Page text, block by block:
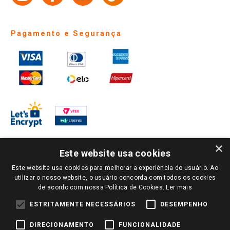
Pagamento e Segurança
PARA VER OS PREÇOS DA SUA REGIÃO, FAÇA LOGIN E SELECIONE A LOJA DE
SUA PREFERÊNCIA. SOMENTE APÓS O LOGIN, OS PREÇOS DA SUA REGIÃO OU
LOJA SERÃO CARREGADOS.
TODOS OS PREÇOS E CONDIÇÕES COMERCIAIS DESTE SITE SÃO VÁLIDOS APENAS
PARA COMPRAS REALIZADAS NO GIASSI.COM.BR E NA LOJA SELECIONADA
PREÇOS PARA AS VENDAS ONLINE DIVULGADOS NO SITE PREVALECEM ANTE
×
Este website usa cookies
Este website usa cookies para melhorar a experiência do usuário. Ao
utilizar o nosso website, o usuário concorda com todos os cookies
de acordo com nossa Política de Cookies. Ler mais
ESTRITAMENTE NECESSÁRIOS DESEMPENHO
DIRECIONAMENTO FUNCIONALIDADE